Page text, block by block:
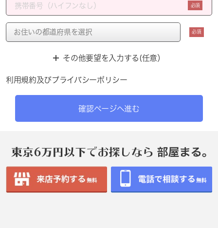
必須
必須
その他要望を入力する(任意）
利用規約及びプライバシーポリシー
確認ページへ進む